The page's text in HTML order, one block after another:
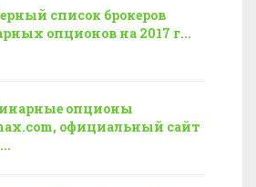
список брокеров
опционов на 2017 г...
опционы
официальный сайт